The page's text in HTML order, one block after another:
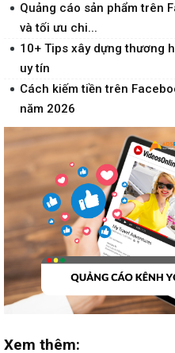
Quảng cáo sản phẩm trên
và tối ưu chi...
10+ Tips xây dựng thương
uy tín
Cách kiếm tiền trên
năm 2026
Xem thêm: